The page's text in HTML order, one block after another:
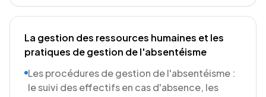
La gestion des ressources humaines et les
pratiques de gestion de l'absentéisme
Les procédures de gestion de l'absentéisme :
le suivi des effectifs en cas d'absence, les